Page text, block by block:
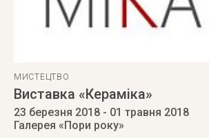
МИСТЕЦТВО
Виставка «Кераміка»
23 березня 2018 - 01 травня 2018
Галерея «Пори року»